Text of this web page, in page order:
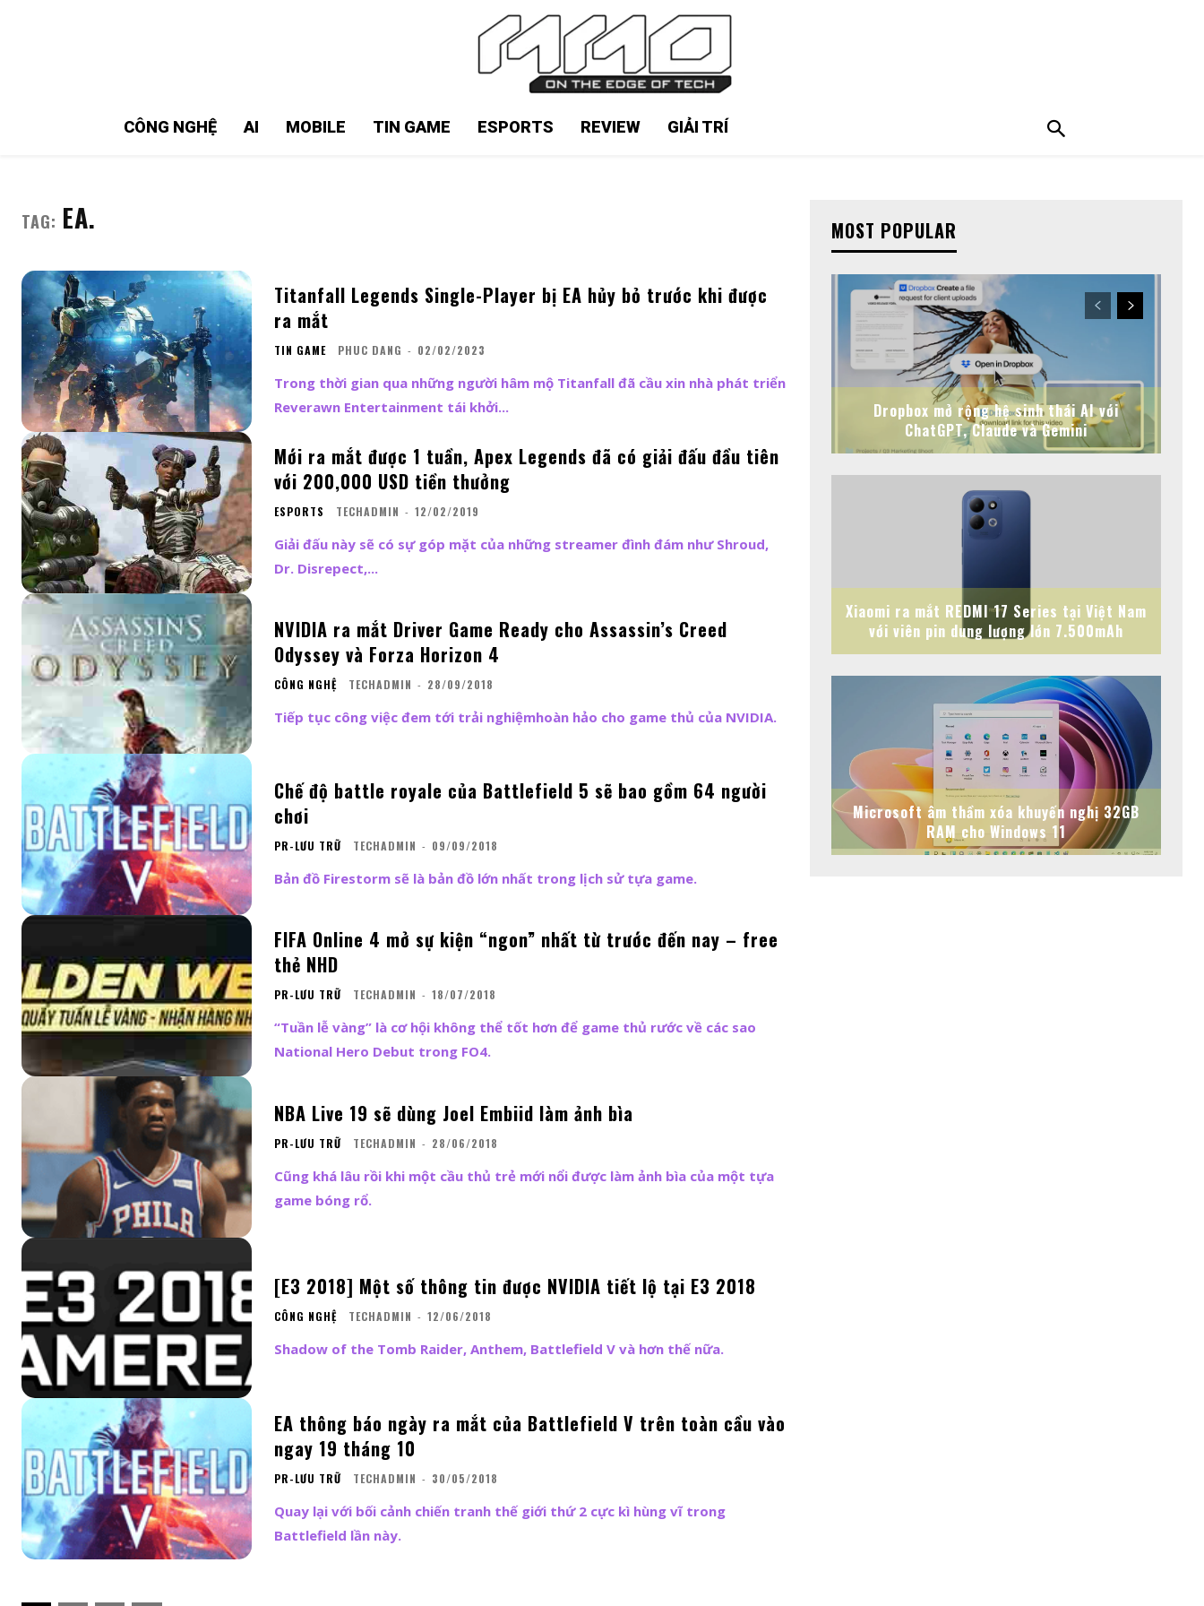
CÔNG NGHỆ AI MOBILE TIN GAME ESPORTS REVIEW GIẢI TRÍ
TAG: EA.
Titanfall Legends Single-Player bị EA hủy bỏ trước khi được
ra mắt
TIN GAME PHUC DANG - 02/02/2023
Trong thời gian qua những người hâm mộ Titanfall đã cầu xin nhà phát triển
Reverawn Entertainment tái khởi...
Mới ra mắt được 1 tuần, Apex Legends đã có giải đấu đầu tiên
với 200,000 USD tiền thưởng
ESPORTS TECHADMIN - 12/02/2019
Giải đấu này sẽ có sự góp mặt của những streamer đình đám như Shroud,
Dr. Disrepect,...
NVIDIA ra mắt Driver Game Ready cho Assassin’s Creed
Odyssey và Forza Horizon 4
CÔNG NGHỆ TECHADMIN - 28/09/2018
Tiếp tục công việc đem tới trải nghiệmhoàn hảo cho game thủ của NVIDIA.
Chế độ battle royale của Battlefield 5 sẽ bao gồm 64 người
chơi
PR-LƯU TRỮ TECHADMIN - 09/09/2018
Bản đồ Firestorm sẽ là bản đồ lớn nhất trong lịch sử tựa game.
FIFA Online 4 mở sự kiện “ngon” nhất từ trước đến nay – free
thẻ NHD
PR-LƯU TRỮ TECHADMIN - 18/07/2018
“Tuần lễ vàng” là cơ hội không thể tốt hơn để game thủ rước về các sao
National Hero Debut trong FO4.
NBA Live 19 sẽ dùng Joel Embiid làm ảnh bìa
PR-LƯU TRỮ TECHADMIN - 28/06/2018
Cũng khá lâu rồi khi một cầu thủ trẻ mới nổi được làm ảnh bìa của một tựa
game bóng rổ.
[E3 2018] Một số thông tin được NVIDIA tiết lộ tại E3 2018
CÔNG NGHỆ TECHADMIN - 12/06/2018
Shadow of the Tomb Raider, Anthem, Battlefield V và hơn thế nữa.
EA thông báo ngày ra mắt của Battlefield V trên toàn cầu vào
ngay 19 tháng 10
PR-LƯU TRỮ TECHADMIN - 30/05/2018
Quay lại với bối cảnh chiến tranh thế giới thứ 2 cực kì hùng vĩ trong
Battlefield lần này.
MOST POPULAR
Dropbox mở rộng hệ sinh thái AI với
ChatGPT, Claude và Gemini
Xiaomi ra mắt REDMI 17 Series tại Việt Nam
với viên pin dung lượng lớn 7.500mAh
Microsoft âm thầm xóa khuyến nghị 32GB
RAM cho Windows 11